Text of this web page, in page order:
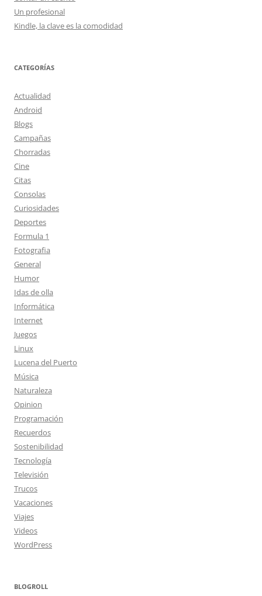
Un profesional
Kindle, la clave es la comodidad
CATEGORÍAS
Actualidad
Android
Blogs
Campañas
Chorradas
Cine
Citas
Consolas
Curiosidades
Deportes
Formula 1
Fotografia
General
Humor
Idas de olla
Informática
Internet
Juegos
Linux
Lucena del Puerto
Música
Naturaleza
Opinion
Programación
Recuerdos
Sostenibilidad
Tecnología
Televisión
Trucos
Vacaciones
Viajes
Videos
WordPress
BLOGROLL